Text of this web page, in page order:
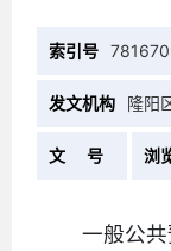
索引号
发文机构 隆阳
文 号 浏
一般公